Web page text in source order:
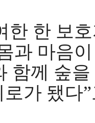
한 한 보
과 마음
함께 숲
로가 됐다”